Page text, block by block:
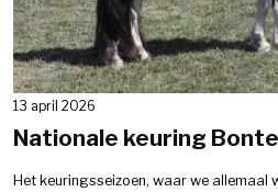
13 april 2026
Nationale keuring
Het keuringsseizoen, waar we allemaal